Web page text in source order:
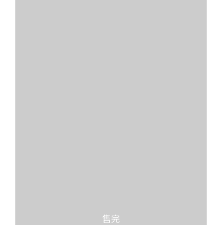
售完